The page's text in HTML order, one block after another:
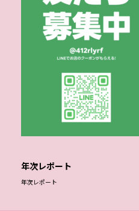
年次レポート
年次レポート